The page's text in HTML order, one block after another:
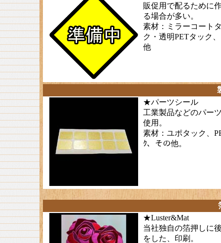
販促用で配るために
る場合が多い。
素材：ミラーコート
ク・透明PETタック
他
★パーツシール
工業製品などのパー
使用。
素材：ユポタック、
ｸ、その他。
★Luster&Mat
当社独自の箔押しに
をした、印刷。